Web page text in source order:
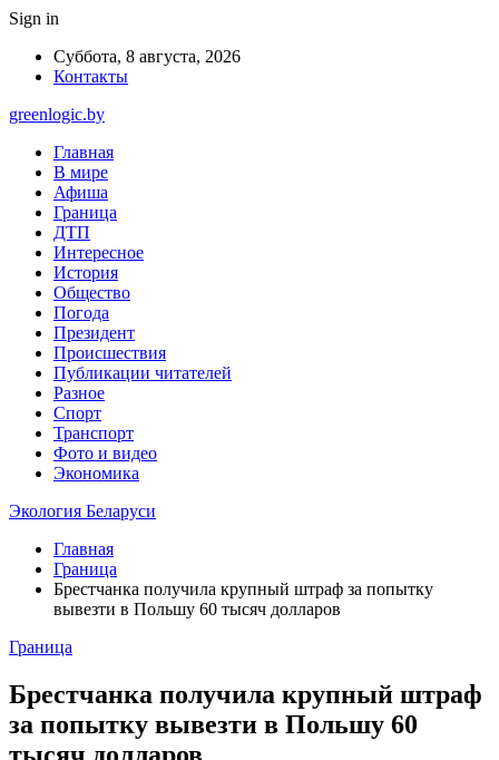
Sign in
Суббота, 8 августа, 2026
Контакты
greenlogic.by
Главная
В мире
Афиша
Граница
ДТП
Интересное
История
Общество
Погода
Президент
Происшествия
Публикации читателей
Разное
Спорт
Транспорт
Фото и видео
Экономика
Экология Беларуси
Главная
Граница
Брестчанка получила крупный штраф за попытку
вывезти в Польшу 60 тысяч долларов
Граница
Брестчанка получила крупный штраф
за попытку вывезти в Польшу 60